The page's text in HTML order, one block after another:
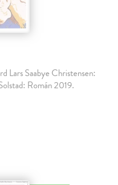
Lars Saabye Christensen:
Román 2019.